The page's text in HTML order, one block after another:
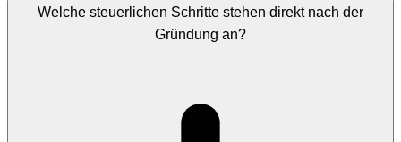
Welche steuerlichen Schritte stehen direkt nach der
Gründung an?